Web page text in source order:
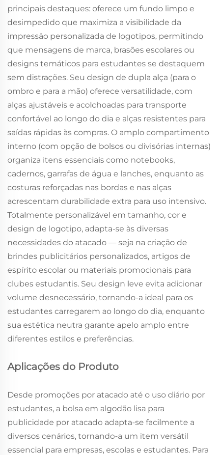
principais destaques: oferece um fundo limpo e
desimpedido que maximiza a visibilidade da
impressão personalizada de logotipos, permitindo
que mensagens de marca, brasões escolares ou
designs temáticos para estudantes se destaquem
sem distrações. Seu design de dupla alça (para o
ombro e para a mão) oferece versatilidade, com
alças ajustáveis e acolchoadas para transporte
confortável ao longo do dia e alças resistentes para
saídas rápidas às compras. O amplo compartimento
interno (com opção de bolsos ou divisórias internas)
organiza itens essenciais como notebooks,
cadernos, garrafas de água e lanches, enquanto as
costuras reforçadas nas bordas e nas alças
acrescentam durabilidade extra para uso intensivo.
Totalmente personalizável em tamanho, cor e
design de logotipo, adapta-se às diversas
necessidades do atacado — seja na criação de
brindes publicitários personalizados, artigos de
espírito escolar ou materiais promocionais para
clubes estudantis. Seu design leve evita adicionar
volume desnecessário, tornando-a ideal para os
estudantes carregarem ao longo do dia, enquanto
sua estética neutra garante apelo amplo entre
diferentes estilos e preferências.
Aplicações do Produto
Desde promoções por atacado até o uso diário por
estudantes, a bolsa em algodão lisa para
publicidade por atacado adapta-se facilmente a
diversos cenários, tornando-a um item versátil
essencial para empresas, escolas e estudantes. Para